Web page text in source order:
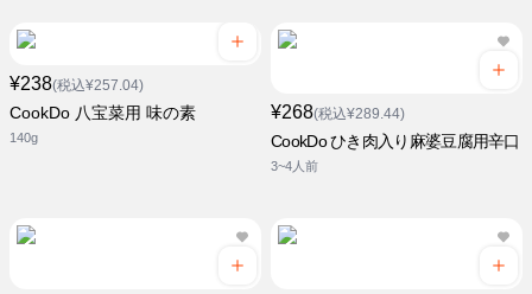
¥238(税込¥257.04)
CookDo 八宝菜用 味の素
140g
¥268(税込¥289.44)
CookDo ひき肉入り麻婆豆腐用辛口
3~4人前